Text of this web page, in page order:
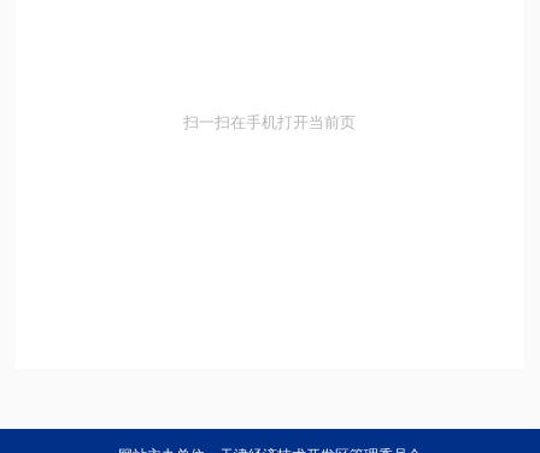
扫一扫在手机打开当前页